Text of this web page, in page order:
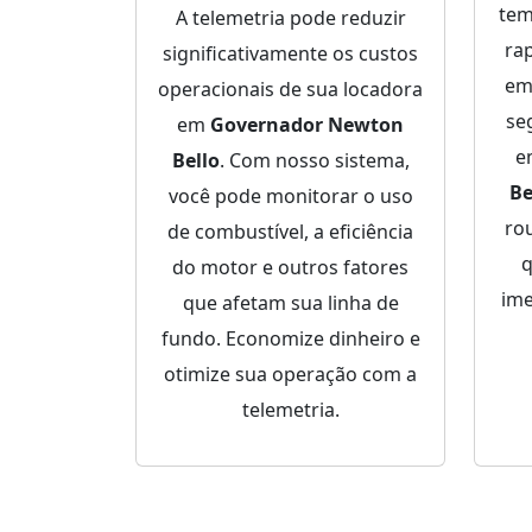
A telemetria pode reduzir
significativamente os custos
operacionais de sua locadora
em Governador Newton
Bello. Com nosso sistema,
você pode monitorar o uso
de combustível, a eficiência
do motor e outros fatores
que afetam sua linha de
fundo. Economize dinheiro e
otimize sua operação com a
telemetria.